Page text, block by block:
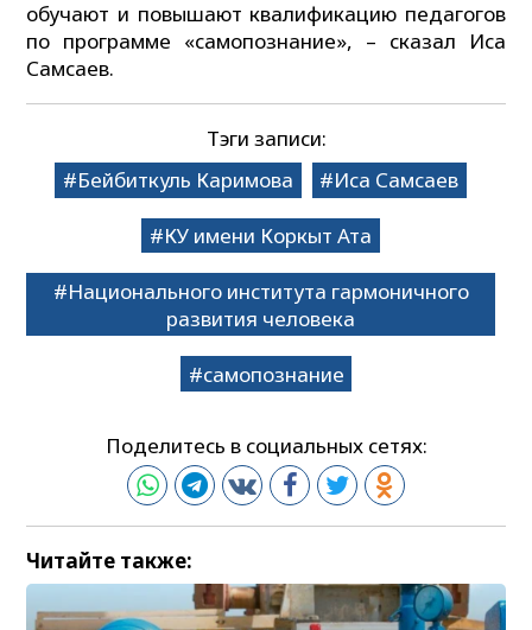
обучают и повышают квалификацию педагогов
по программе «самопознание», – сказал Иса
Самсаев.
Тэги записи:
Бейбиткуль Каримова
Иса Самсаев
КУ имени Коркыт Ата
Национального института гармоничного
развития человека
самопознание
Поделитесь в социальных сетях:
Читайте также: